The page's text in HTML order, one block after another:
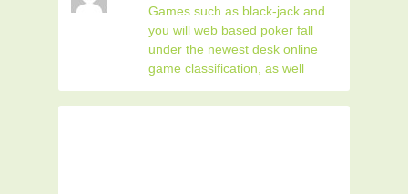
Games such as black-jack and
you will web based poker fall
under the newest desk online
game classification, as well